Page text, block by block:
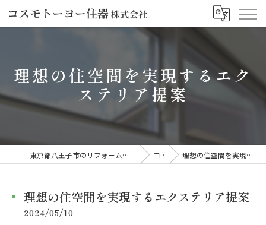
理想の住空間を実現するエク
ステリア提案
東京都八王子市のリフォームならコスモトーヨー住器株式会社 コラム 理想の住空間を実現するエクステリア提案
理想の住空間を実現するエクステリア提案
2024/05/10